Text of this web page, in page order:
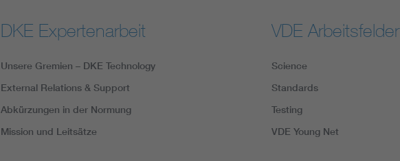
DKE Expertenarbeit
Unsere Gremien – DKE Technology
External Relations & Support
Abkürzungen in der Normung
Mission und Leitsätze
VDE Arbeitsfelder
Science
Standards
Testing
VDE Young Net